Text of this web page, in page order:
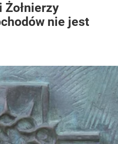
Żołnierzy
nie jest